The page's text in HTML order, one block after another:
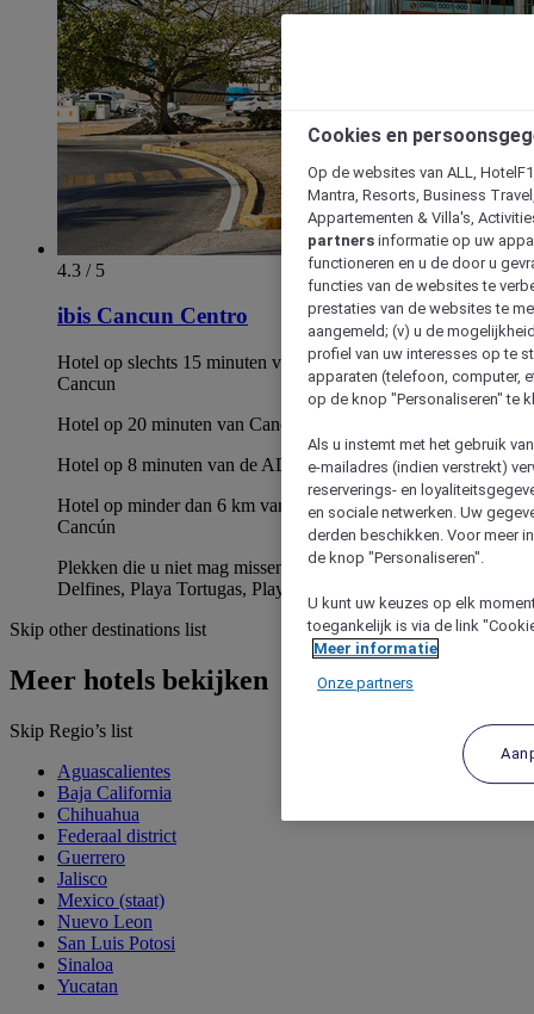
4.3 / 5
ibis Cancun Centro
Hotel op slechts 15 minuten van het kristalheldere water van
Cancun
Hotel op 20 minuten van Cancun International Airport
Hotel op 8 minuten van de ADO-terminal
Hotel op minder dan 6 km van het kristalheldere water van
Cancún
Plekken die u niet mag missen : Plaza de Toros, Playa
Delfines, Playa Tortugas, Playa Forum
Skip other destinations list
Meer hotels bekijken
Skip Regio’s list
Aguascalientes
Baja California
Chihuahua
Federaal district
Guerrero
Jalisco
Mexico (staat)
Nuevo Leon
San Luis Potosi
Sinaloa
Yucatan
Cookies en
Op de websites van ALL,
Mantra, Resorts, Business
Appartementen & Villa's,
partners informatie op uw
functioneren en u de door u
functies van de websites te
prestaties van de websites te
aangemeld; (v) u de
profiel van uw interesses op te
apparaten (telefoon, computer,
op de knop "Personaliseren" te
Als u instemt met het gebruik
e-mailadres (indien verstrekt)
reserverings- en
en sociale netwerken. Uw
derden beschikken. Voor meer
de knop "Personaliseren".
U kunt uw keuzes op elk
toegankelijk is via de link
Meer informatie
Onze partners